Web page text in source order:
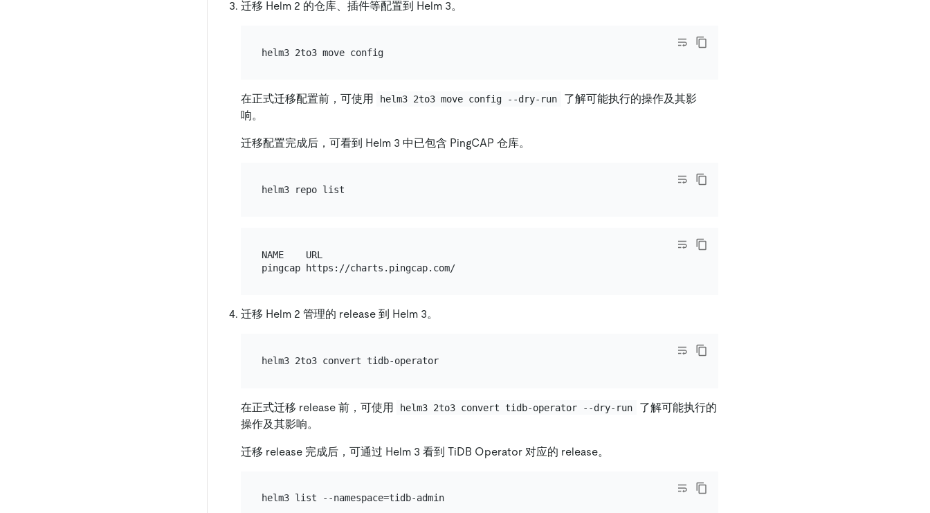
迁移 Helm 2 的仓库、插件等配置到 Helm 3。
helm3 2to3 move config
在正式迁移配置前，可使用 helm3 2to3 move config --dry-run
了解可能执行的操作及其影
响。
迁移配置完成后，可看到 Helm 3 中已包含 PingCAP 仓库。
NAME    URL
pingcap https://charts.pingcap.com/
迁移 Helm 2 管理的 release 到 Helm 3。
helm3 2to3 convert tidb-operator
在正式迁移 release 前，可使用 helm3 2to3 convert tidb-operator --dry-run
了解可能执行的
操作及其影响。
迁移 release 完成后，可通过 Helm 3 看到 TiDB Operator 对应的 release。
helm3 list --namespace=tidb-admin